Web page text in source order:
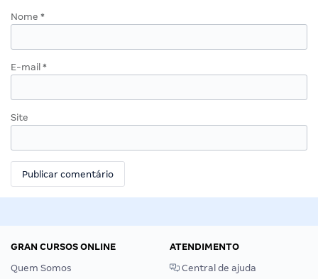
Nome *
E-mail *
Site
GRAN CURSOS ONLINE
Quem Somos
ATENDIMENTO
Central de ajuda